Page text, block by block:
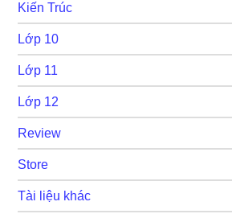
Kiến Trúc
Lớp 10
Lớp 11
Lớp 12
Review
Store
Tài liệu khác